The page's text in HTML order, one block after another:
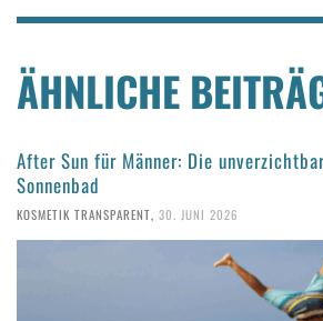
ÄHNLICHE
After Sun für Männer: Die
Sonnenbad
KOSMETIK TRANSPARENT, 30. JUNI 2026